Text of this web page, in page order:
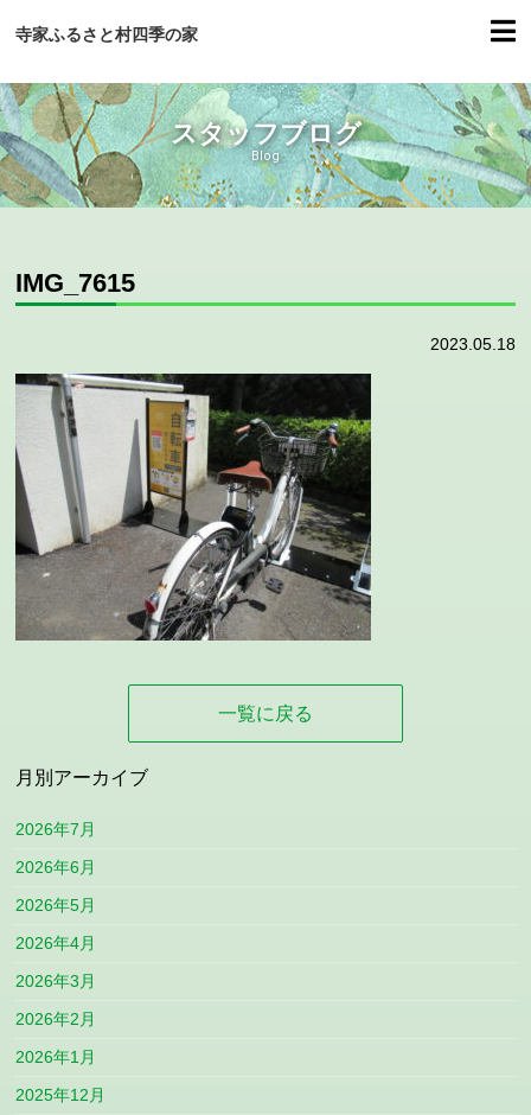
寺家ふるさと村四季の家
スタッフブログ
Blog
IMG_7615
2023.05.18
一覧に戻る
月別アーカイブ
2026年7月
2026年6月
2026年5月
2026年4月
2026年3月
2026年2月
2026年1月
2025年12月